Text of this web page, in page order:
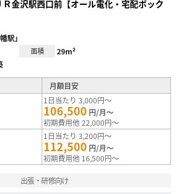
金沢駅西口前【オール電化・宅配ボック
駅」
面積 29m²
月額目安
1日当たり 3,000円～
106,500 円/月～
初期費用他 22,000円～
1日当たり 3,200円～
112,500 円/月～
初期費用他 16,500円～
出張・研修向け